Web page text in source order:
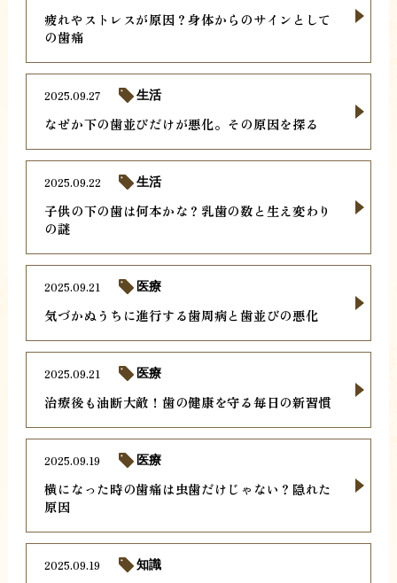
疲れやストレスが原因？身体からのサインとして
の歯痛
なぜか下の歯並びだけが悪化。その原因を探る
2025.09.27 生活
子供の下の歯は何本かな？乳歯の数と生え変わり
の謎
2025.09.22 生活
気づかぬうちに進行する歯周病と歯並びの悪化
2025.09.21 医療
治療後も油断大敵！歯の健康を守る毎日の新習慣
2025.09.21 医療
横になった時の歯痛は虫歯だけじゃない？隠れた
原因
2025.09.19 医療
2025.09.19 知識